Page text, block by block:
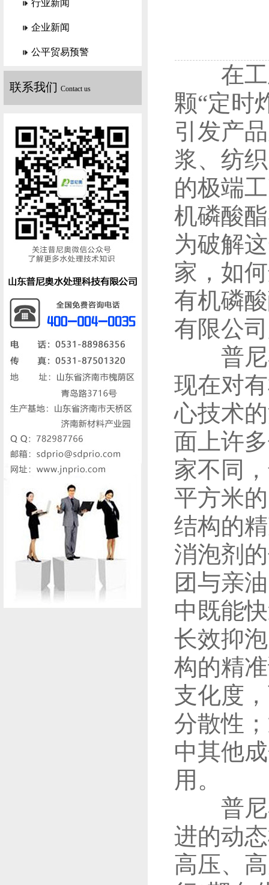
行业新闻
企业新闻
公平贸易预警
联系我们 Contact us
在工业
颗“定时
引发产
浆、纺
的极端
机磷酸
为破解
家，如
有机磷
有限公
普尼
现在对
心技术
面上许
家不同
平方米
结构的
消泡剂
团与亲
中既能
长效抑
构的精
支化度
分散性
中其他
用。
普尼奥
进的动
高压、